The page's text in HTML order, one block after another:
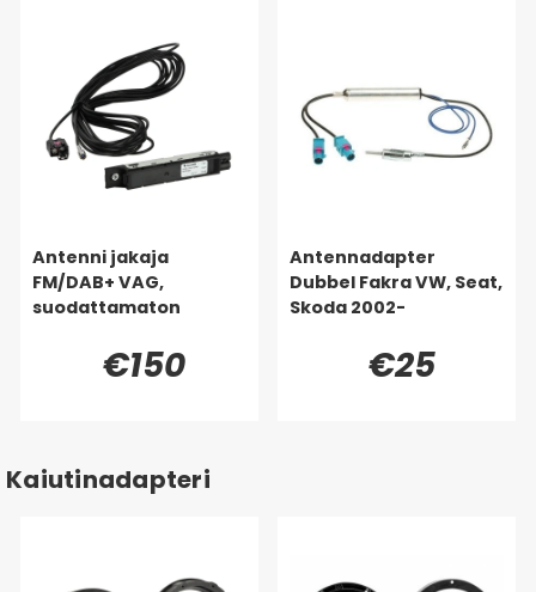
Antenni jakaja
FM/DAB+ VAG,
suodattamaton
€150
Antennadapter
Dubbel Fakra VW, Seat,
Skoda 2002-
€25
Kaiutinadapteri